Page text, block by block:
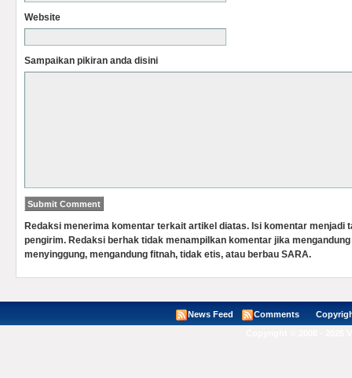
Website
Sampaikan pikiran anda disini
Redaksi menerima komentar terkait artikel diatas. Isi komentar menjadi
pengirim. Redaksi berhak tidak menampilkan komentar jika
menyinggung, mengandung fitnah, tidak etis, atau berbau SARA.
News Feed Comments Copyright